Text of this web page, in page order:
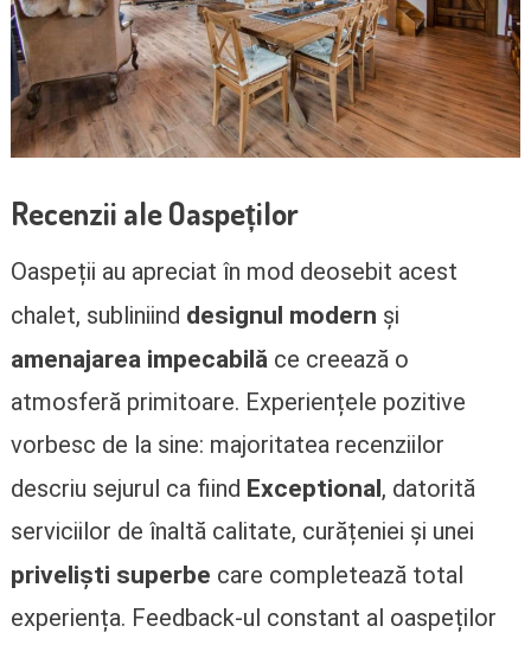
Recenzii ale Oaspeților
Oaspeții au apreciat în mod deosebit acest
chalet, subliniind designul modern și
amenajarea impecabilăce creează o
atmosferă primitoare. Experiențele pozitive
vorbesc de la sine: majoritatea recenziilor
descriu sejurul ca fiind Exceptional, datorită
serviciilor de înaltă calitate, curățeniei și unei
priveliști superbe care completează total
experiența. Feedback-ul constant al oaspeților